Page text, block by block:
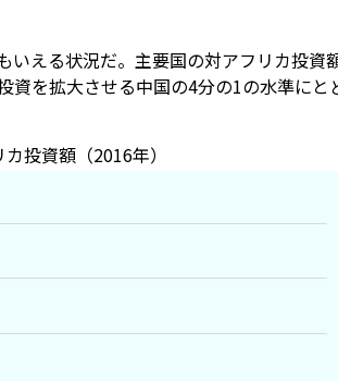
える状況だ。主要国の対アフリカ投資
資を拡大させる中国の4分の1の水準にと
投資額（2016年）